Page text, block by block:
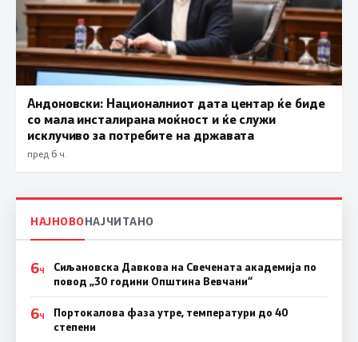
Андоновски: Националниот дата центар ќе биде
со мала инсталирана моќност и ќе служи
исклучиво за потребите на државата
пред 6 ч.
НАЈНОВОНАЈЧИТАНО
6Ч
Сиљановска Давкова на Свечената академија по
повод „30 години Општина Вевчани“
6Ч
Портокалова фаза утре, температури до 40
степени